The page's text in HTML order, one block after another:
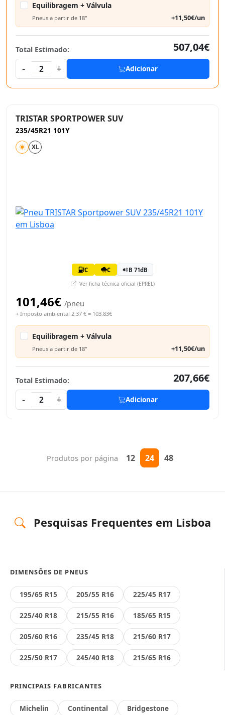
Equilibragem + Válvula
Pneus a partir de 18" +11,50€/un
Total Estimado:
507,04€
-
2 + Adicionar
TRISTAR SPORTPOWER SUV
235/45R21 101Y
XL
C C B 71dB
Ver ficha técnica oficial (EPREL)
101,46€ /pneu
+ Imposto ambiental 2,37 € = 103,83€
Equilibragem + Válvula
Pneus a partir de 18" +11,50€/un
Total Estimado:
207,66€
-
2 + Adicionar
Produtos por página 12 24 48
Pesquisas Frequentes em Lisboa
DIMENSÕES DE PNEUS
195/65 R15 205/55 R16 225/45 R17
225/40 R18 215/55 R16 185/65 R15
205/60 R16 235/45 R18 215/60 R17
225/50 R17 245/40 R18 215/65 R16
PRINCIPAIS FABRICANTES
Michelin Continental Bridgestone